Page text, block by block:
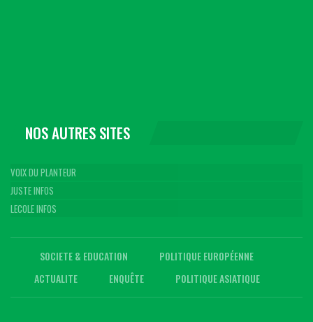
NOS AUTRES SITES
VOIX DU PLANTEUR
JUSTE INFOS
LECOLE INFOS
SOCIETE & EDUCATION
POLITIQUE EUROPÉENNE
ACTUALITE
ENQUÊTE POLITIQUE ASIATIQUE